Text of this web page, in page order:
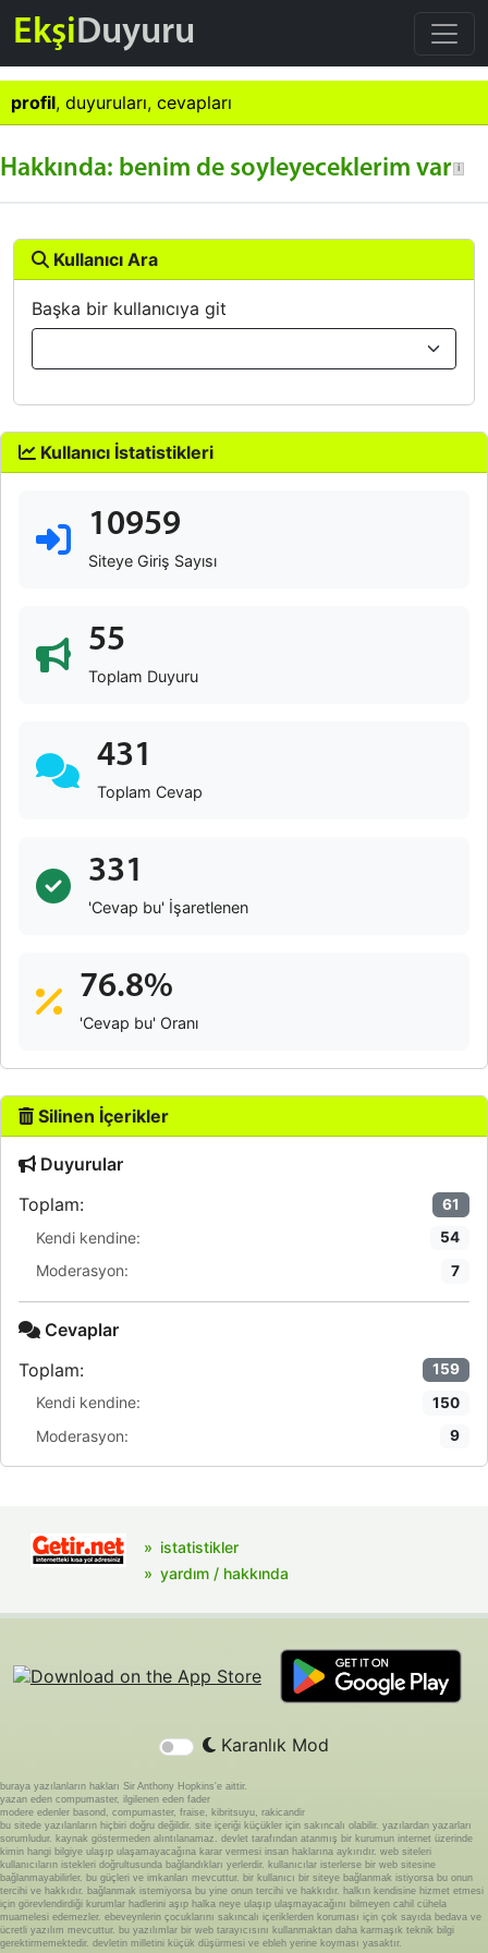
EkşiDuyuru
profil, duyuruları, cevapları
Hakkında: benim de soyleyeceklerim var
Kullanıcı Ara
Başka bir kullanıcıya git
Kullanıcı İstatistikleri
10959
Siteye Giriş Sayısı
55
Toplam Duyuru
431
Toplam Cevap
331
'Cevap bu' İşaretlenen
76.8%
'Cevap bu' Oranı
Silinen İçerikler
Duyurular
Toplam:
61
Kendi kendine: 54
Moderasyon: 7
Cevaplar
Toplam:
159
Kendi kendine: 150
Moderasyon: 9
istatistikler
yardım / hakkında
Karanlık Mod
buraya yazılanların hakları Sir Anthony Hopkins'e aittir.
yazan eden compumaster, ilgilenen eden fader
modere edenler basond, compumaster, fraise, kibritsuyu, rakicandir
bu sitede yazılanların hiçbiri doğru değildir. site içeriği küçükler için sakıncalı olabilir. yazılardan yazarları
sorumludur. kaynak göstermeden alıntılanamaz. devlet tarafından atanmış bir kurumun internet üzerinde
kimin hangi bilgiye ulaşıp ulaşamayacağına karar vermesi insan haklarına aykırıdır. web siteleri
kullanıcıların istekleri doğrultusunda bağlandıkları yerlerdir. kullanıcılar isterlerse bir web sitesine
bağlanmayabilirler. bu güçleri ve imkanları mevcuttur. bir kullanıcı bir siteye bağlanmak istiyorsa bu onun
tercihi ve hakkıdır. bağlanmak istemiyorsa bu yine onun tercihi ve hakkıdır. halkın kendisine hizmet etmesi
için görevlendirdiği kurumlar hadlerini aşıp halka neye ulaşıp ulaşmayacağını bilmeyen cahil cühela
muamelesi edemezler. ebeveynlerin çocuklarını sakıncalı içeriklerden koruması için çok sayıda bedava ve
ücretli yazılım mevcuttur. bu yazılımlar bir web tarayıcısını kullanmaktan daha karmaşık teknik bilgi
gerektirmemektedir. devletin milletini küçük düşürmesi ve ebleh yerine koyması yasaktır.